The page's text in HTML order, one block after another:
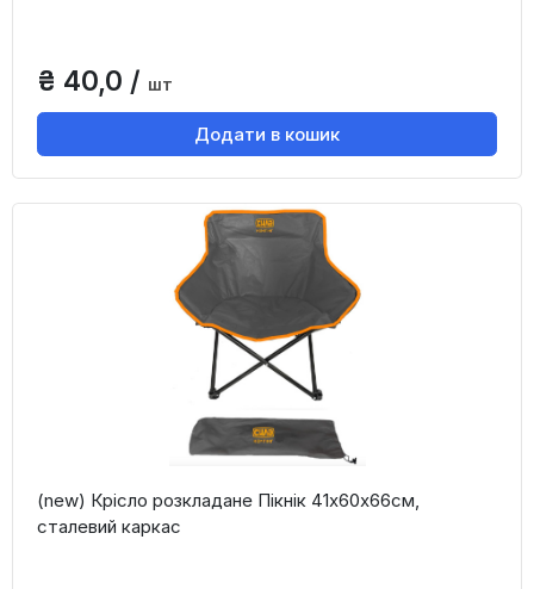
₴ 40,0 / шт
Додати в кошик
(new) Крісло розкладане Пікнік 41х60х66см,
сталевий каркас